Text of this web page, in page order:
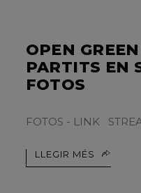
OPEN
PARTITS EN
FOTOS
FOTOS - LINK
LLEGIR MÉS